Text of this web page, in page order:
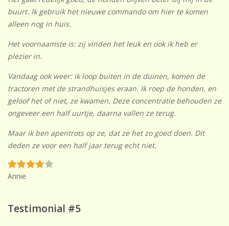
buurt. Ik gebruik het nieuwe commando om hier te komen
alleen nog in huis.
Het voornaamste is: zij vinden het leuk en ook ik heb er
plezier in.
Vandaag ook weer: ik loop buiten in de duinen, komen de
tractoren met de strandhuisjes eraan. Ik roep de honden, en
geloof het of niet, ze kwamen. Deze concentratie behouden ze
ongeveer een half uurtje, daarna vallen ze terug.
Maar ik ben apentrots op ze, dat ze het zo goed doen. Dit
deden ze voor een half jaar terug echt niet.
Annie
Testimonial #5